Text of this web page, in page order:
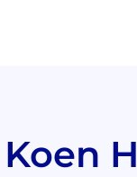
Koen